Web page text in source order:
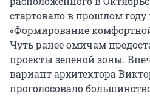
стартовало в прошлом
«Формирование
Чуть ранее омичам
проекты зеленой зоны.
вариант архитектора
проголосовало